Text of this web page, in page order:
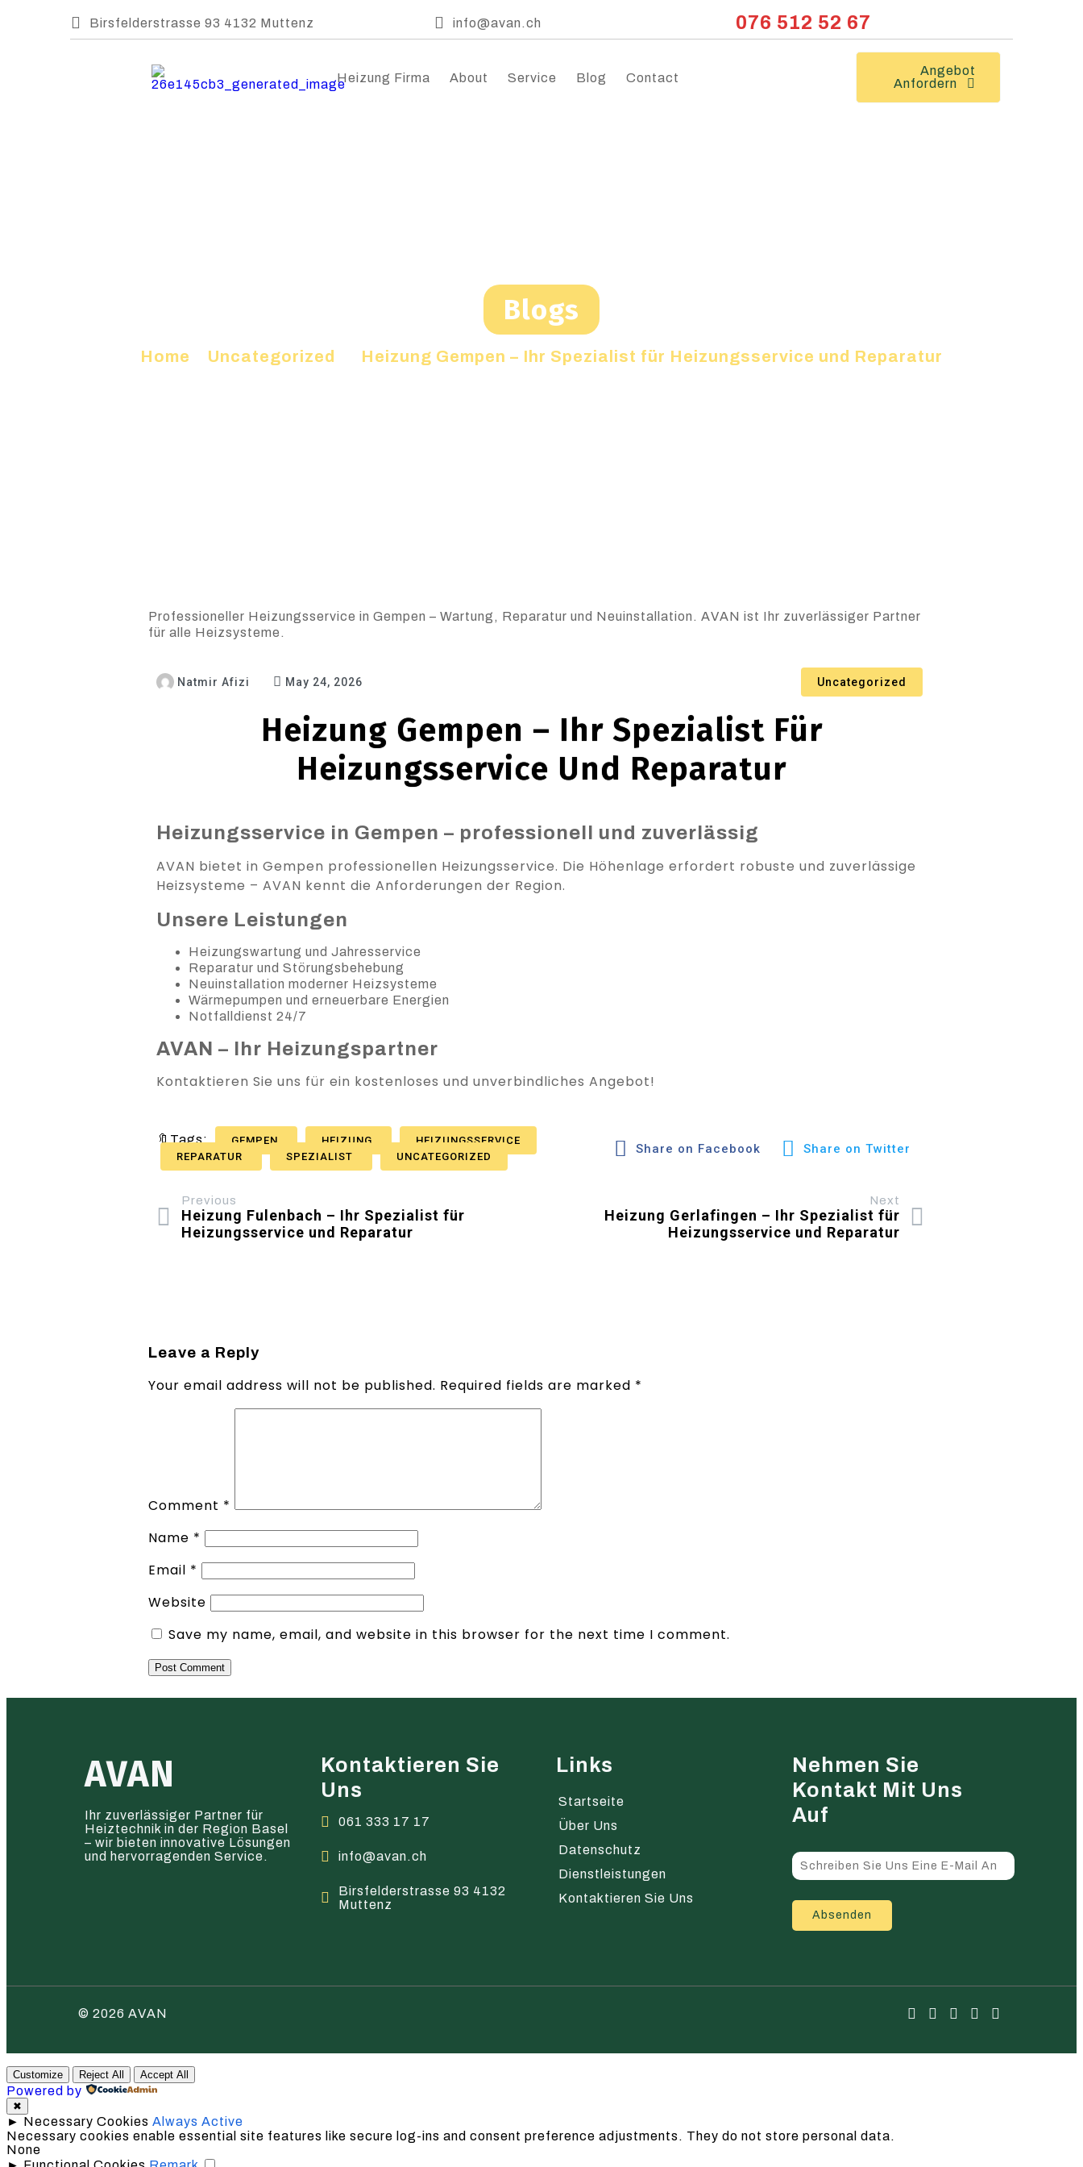
Birsfelderstrasse 93 4132 Muttenz info@avan.ch 076 512 52 67
Heizung Firma About Service Blog Contact
Angebot
Anfordern
Blogs
Home Uncategorized Heizung Gempen – Ihr Spezialist für Heizungsservice und Reparatur
Professioneller Heizungsservice in Gempen – Wartung, Reparatur und Neuinstallation. AVAN ist Ihr zuverlässiger Partner
für alle Heizsysteme.
Natmir Afizi May 24, 2026 Uncategorized
Heizung Gempen – Ihr Spezialist Für
Heizungsservice Und Reparatur
Heizungsservice in Gempen – professionell und zuverlässig
AVAN bietet in Gempen professionellen Heizungsservice. Die Höhenlage erfordert robuste und zuverlässige
Heizsysteme – AVAN kennt die Anforderungen der Region.
Unsere Leistungen
Heizungswartung und Jahresservice
Reparatur und Störungsbehebung
Neuinstallation moderner Heizsysteme
Wärmepumpen und erneuerbare Energien
Notfalldienst 24/7
AVAN – Ihr Heizungspartner
Kontaktieren Sie uns für ein kostenloses und unverbindliches Angebot!
🔖Tags: GEMPEN HEIZUNG
HEIZUNGSSERVICE
REPARATUR
SPEZIALIST UNCATEGORIZED
Share on Facebook Share on Twitter
Previous
Heizung Fulenbach – Ihr Spezialist für
Heizungsservice und Reparatur
Next
Heizung Gerlafingen – Ihr Spezialist für
Heizungsservice und Reparatur
Leave a Reply
Your email address will not be published. Required fields are marked *
Comment *
Name *
Email *
Website
Save my name, email, and website in this browser for the next time I comment.
AVAN
Ihr zuverlässiger Partner für
Heiztechnik in der Region Basel
– wir bieten innovative Lösungen
und hervorragenden Service.
Kontaktieren Sie
Uns
061 333 17 17
info@avan.ch
Birsfelderstrasse 93 4132
Muttenz
Links
Startseite
Über Uns
Datenschutz
Dienstleistungen
Kontaktieren Sie Uns
Nehmen Sie
Kontakt Mit Uns
Auf
Absenden
© 2026 AVAN
Customize Reject All Accept All
Powered by
✖
► Necessary Cookies Always Active
Necessary cookies enable essential site features like secure log-ins and consent preference adjustments. They do not store personal data.
None